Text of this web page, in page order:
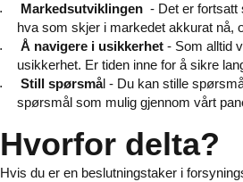
Markedsutviklingen - Det er fortsatt
hva som skjer i markedet akkurat nå,
Å navigere i usikkerhet - Som alltid
usikkerhet. Er tiden inne for å sikre
Still spørsmål - Du kan stille
spørsmål som mulig gjennom vårt
Hvorfor delta?
Hvis du er en beslutningstaker i